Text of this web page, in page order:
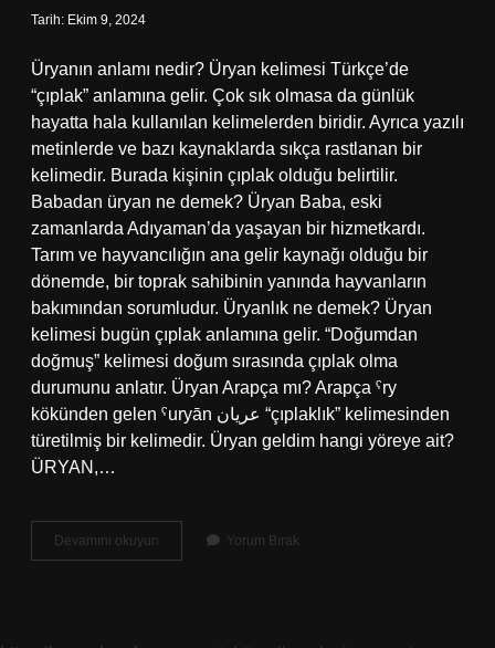
Tarih: Ekim 9, 2024
Üryanın anlamı nedir? Üryan kelimesi Türkçe’de
“çıplak” anlamına gelir. Çok sık olmasa da günlük
hayatta hala kullanılan kelimelerden biridir. Ayrıca yazılı
metinlerde ve bazı kaynaklarda sıkça rastlanan bir
kelimedir. Burada kişinin çıplak olduğu belirtilir.
Babadan üryan ne demek? Üryan Baba, eski
zamanlarda Adıyaman’da yaşayan bir hizmetkardı.
Tarım ve hayvancılığın ana gelir kaynağı olduğu bir
dönemde, bir toprak sahibinin yanında hayvanların
bakımından sorumludur. Üryanlık ne demek? Üryan
kelimesi bugün çıplak anlamına gelir. “Doğumdan
doğmuş” kelimesi doğum sırasında çıplak olma
durumunu anlatır. Üryan Arapça mı? Arapça ˁry
kökünden gelen ˁuryān عريان “çıplaklık” kelimesinden
türetilmiş bir kelimedir. Üryan geldim hangi yöreye ait?
ÜRYAN,…
Devamını okuyun
Etmek
Yorum Bırak